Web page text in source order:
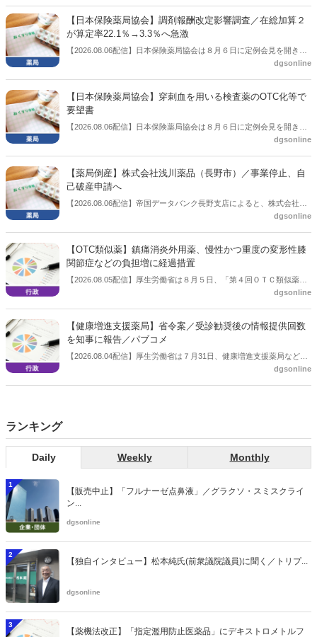
【日本保険薬局協会】調剤報酬改定影響調査／在総加算２
が算定率22.1％→3.3％へ急激
【2026.08.06配信】日本保険薬局協会は８月６日に定例会見を開き、
「令和８年度調剤報酬改定に係る保険薬局への影響」の調査結果を公
3.3％へ大きく低下した。
dgsonline
【日本保険薬局協会】穿刺血を用いる検査薬のOTC化等で
要望書
【2026.08.06配信】日本保険薬局協会は８月６日に定例会見を開き、
「穿刺血を用いる検査薬のOTC化等に関する要望書」を厚生労働省 医
dgsonline
【薬局倒産】株式会社浅川薬品（長野市）／事業停止、自
己破産申請へ
【2026.08.06配信】帝国データバンク長野支店によると、株式会社浅
川薬品（長野市）は7月31日に事業を停止し、自己破産申請の準備に
dgsonline
【OTC類似薬】鎮痛消炎外用薬、慢性かつ重度の変形性膝
関節症などの負担増に経過措置
【2026.08.05配信】厚生労働省は８月５日、「第４回ＯＴＣ類似薬の
保険給付の見直しの実施に向けた技術的検討会」を開催。「中間とり
会等に報告し、令和８年秋頃を目途に結論を得る予定。
dgsonline
【健康増進支援薬局】省令案／受診勧奨後の情報提供回数
を知事に報告／パブコメ
【2026.08.04配信】厚生労働省は７月31日、健康増進支援薬局などに
関する省令案を示し、パブコメを開始した。受診勧奨を行った後に、
dgsonline
ランキング
Daily Weekly Monthly
1
【販売中止】「フルナーゼ点鼻液」／グラクソ・スミスクライ
ン...
dgsonline
2
【独自インタビュー】松本純氏(前衆議院議員)に聞く／トリプ...
dgsonline
3
【薬機法改正】「指定濫用防止医薬品」にデキストロメトルフ